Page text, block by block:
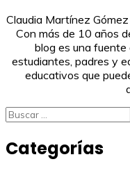
Claudia Martínez
Con más de 10 años
blog es una fuente
estudiantes, padres y
educativos que
Buscar:
Categorías